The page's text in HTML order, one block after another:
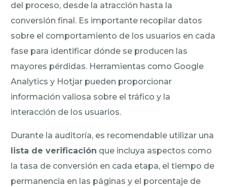
del proceso, desde la atracción hasta la
conversión final. Es importante recopilar datos
sobre el comportamiento de los usuarios en cada
fase para identificar dónde se producen las
mayores pérdidas. Herramientas como Google
Analytics y Hotjar pueden proporcionar
información valiosa sobre el tráfico y la
interacción de los usuarios.
Durante la auditoría, es recomendable utilizar una
lista de verificación que incluya aspectos como
la tasa de conversión en cada etapa, el tiempo de
permanencia en las páginas y el porcentaje de